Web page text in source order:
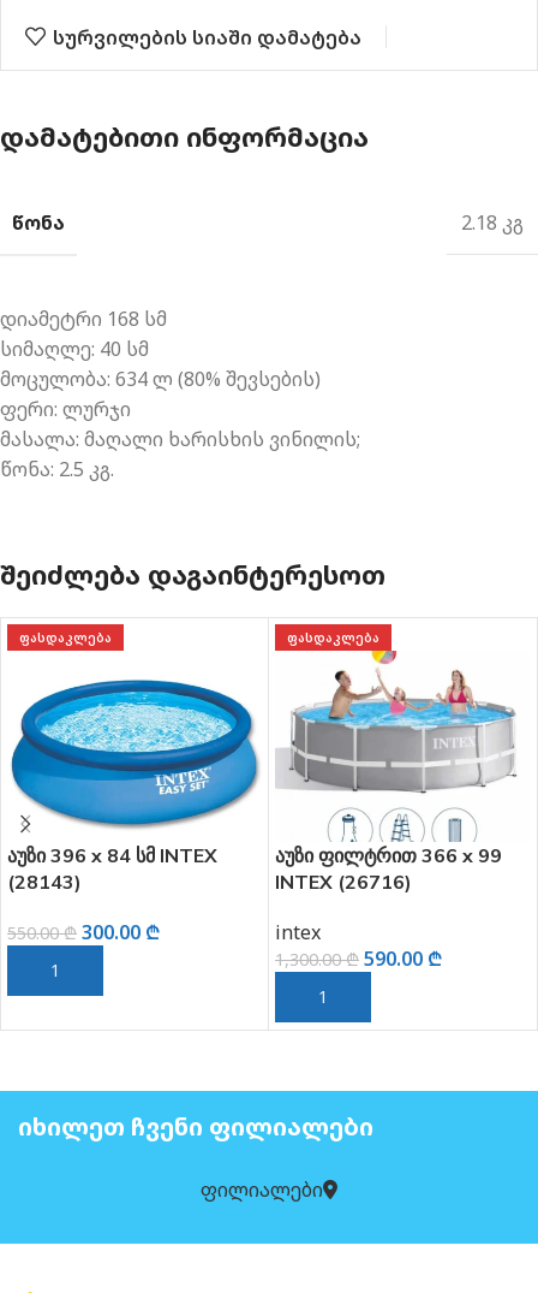
სურვილების სიაში დამატება
ᲓᲐᲛᲐᲢᲔᲑᲘᲗᲘ ᲘᲜᲤᲝᲠᲛᲐᲪᲘᲐ
ᲬᲝᲜᲐ 2.18 კგ
დიამეტრი 168 სმ
სიმაღლე: 40 სმ
მოცულობა: 634ლ (80% შევსების)
ფერი: ლურჯი
მასალა: მაღალი ხარისხის ვინილის;
წონა: 2.5 კგ.
ᲨᲔᲘᲫᲚᲔᲑᲐ ᲓᲐᲒᲐᲘᲜᲢᲔᲠᲔᲡᲝᲗ
სმ INTEX
₾
აუზი ფილტრით 366 x 99
INTEX (26716)
intex
590.00₾
ᲙᲐᲚᲐᲗᲐᲨᲘ ᲓᲐᲛᲐᲢᲔᲑᲐ
290.00
ᲘᲮᲘᲚᲔᲗ ᲩᲕᲔᲜᲘ ᲤᲘᲚᲘᲐᲚᲔᲑᲘ
ფილიალები